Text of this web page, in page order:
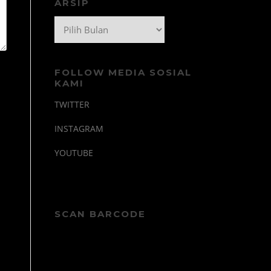
ARSIP
Arsip
FOLLOW MEDIA SOSIAL
KAMI
TWITTER
INSTAGRAM
YOUTUBE
SCAN BARCODE